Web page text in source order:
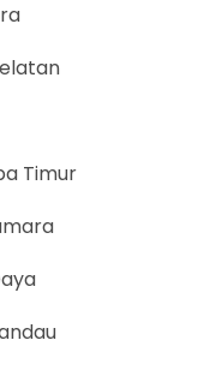
Timur